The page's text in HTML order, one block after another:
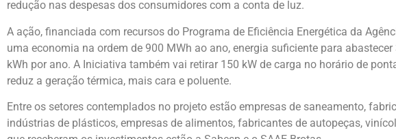
redução nas despesas dos consumidores com a conta de luz.
A ação, financiada com recursos do Programa de Eficiência Energética da
uma economia na ordem de 900 MWh ao ano, energia suficiente para
kWh por ano. A Iniciativa também vai retirar 150 kW de carga no horário de
reduz a geração térmica, mais cara e poluente.
Entre os setores contemplados no projeto estão empresas de saneamento,
indústrias de plásticos, empresas de alimentos, fabricantes de autopeças,